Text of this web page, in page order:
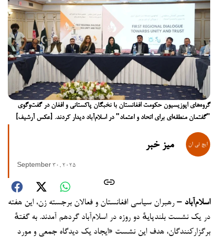
گروه‌های اپوزیسیون حکومت افغانستان با نخبگان پاکستانی و افغان در گفت‌وگوی
"گفتمان منطقه‌ای برای اتحاد و اعتماد" در اسلام‌آباد دیدار کردند. [عکس آرشیف]
میز خبر
September 30, 2025
اسلام‌آباد – رهبران سیاسی افغانستان و فعالان برجسته زن، این هفته
در یک نشست بلندپایهٔ دو روزه در اسلام‌آباد گردهم آمدند. به گفتهٔ
برگزارکنندگان، هدف این نشست «ایجاد یک دیدگاه جمعی و مورد